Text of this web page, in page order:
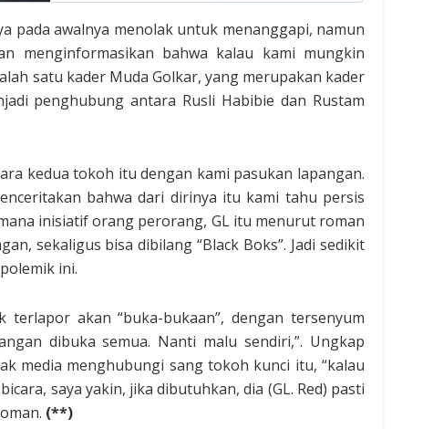
pada awalnya menolak untuk menanggapi, namun
menginformasikan bahwa kalau kami mungkin
satu kader Muda Golkar, yang merupakan kader
penghubung antara Rusli Habibie dan Rustam
kedua tokoh itu dengan kami pasukan lapangan.
bahwa dari dirinya itu kami tahu persis
inisiatif orang perorang, GL itu menurut roman
sekaligus bisa dibilang “Black Boks”. Jadi sedikit
ini.
akan “buka-bukaan”, dengan tersenyum
dibuka semua. Nanti malu sendiri,”. Ungkap
media menghubungi sang tokoh kunci itu, “kalau
saya yakin, jika dibutuhkan, dia (GL. Red) pasti
(**)